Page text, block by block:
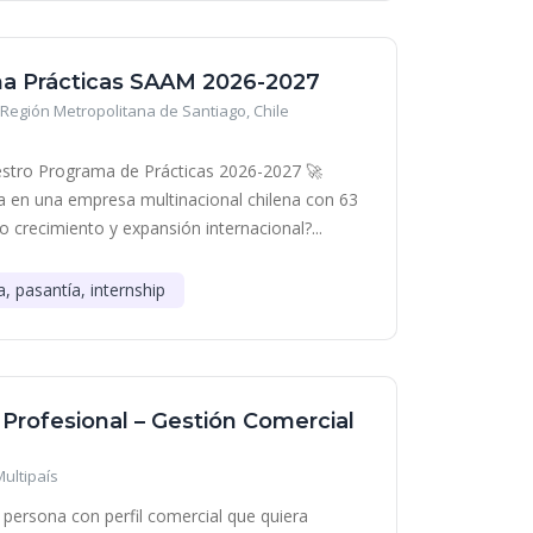
Prácticas SAAM 2026-2027
Región Metropolitana de Santiago, Chile
Programa de Prácticas 2026-2027 🚀
en una empresa multinacional chilena con 63
crecimiento y expansión internacional?...
pasantía, internship
– Gestión Comercial
con perfil comercial que quiera